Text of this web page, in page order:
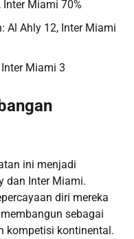
Inter Miami 70%
Al Ahly 12, Inter Miami
Miami 3
ini menjadi
dan Inter Miami.
diri mereka
sebagai
kompetisi kontinental.